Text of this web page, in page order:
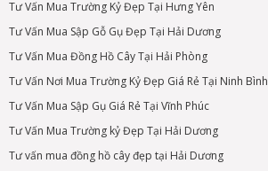
Tư Vấn Mua Trường Kỷ Đẹp Tại Hưng Yên
Tư Vấn Mua Sập Gỗ Gụ Đẹp Tại Hải Dương
Tư Vấn Mua Đồng Hồ Cây Tại Hải Phòng
Tư Vấn Nơi Mua Trường Kỷ Đẹp Giá Rẻ Tại Ninh Bình
Tư Vấn Mua Sập Gụ Giá Rẻ Tại Vĩnh Phúc
Tư Vấn Mua Trường kỷ Đẹp Tại Hải Dương
Tư vấn mua đồng hồ cây đẹp tại Hải Dương